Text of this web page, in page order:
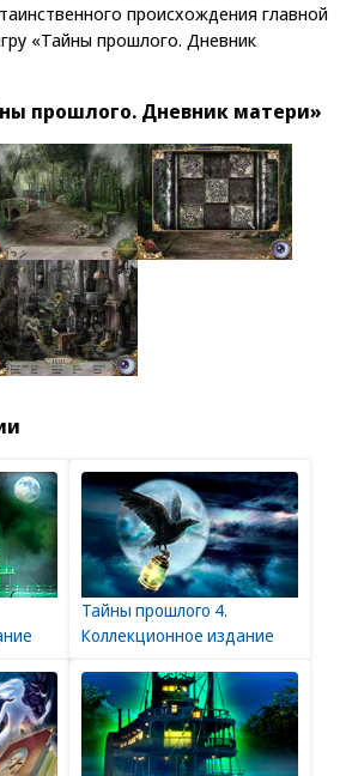
происхождения главной
«Тайны прошлого. Дневник
прошлого. Дневник матери»
Тайны прошлого 4.
Коллекционное издание